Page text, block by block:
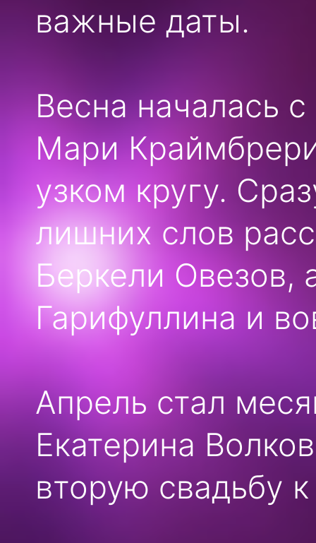
важные даты.
Весна началась
Мари
узком кругу.
лишних слов
Беркели Овезов,
Гарифуллина и
Апрель стал
Екатерина
вторую свадьбу